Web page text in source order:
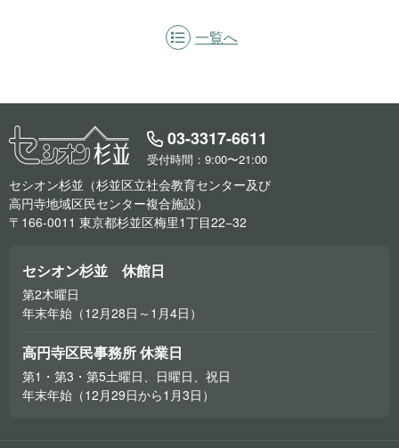
一覧へ
03-3317-6611
受付時間：9:00〜21:00
セシオン杉並（杉並区立社会教育センター及び
高円寺地域区民センター複合施設）
〒166-0011 東京都杉並区梅里1丁目22−32
セシオン杉並 休館日
第2木曜日
年末年始（12月28日～1月4日）
高円寺区民事務所 休業日
第1・第3・第5土曜日、日曜日、祝日
年末年始（12月29日から1月3日）